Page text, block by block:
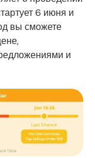
6 июня и
вы сможете
и